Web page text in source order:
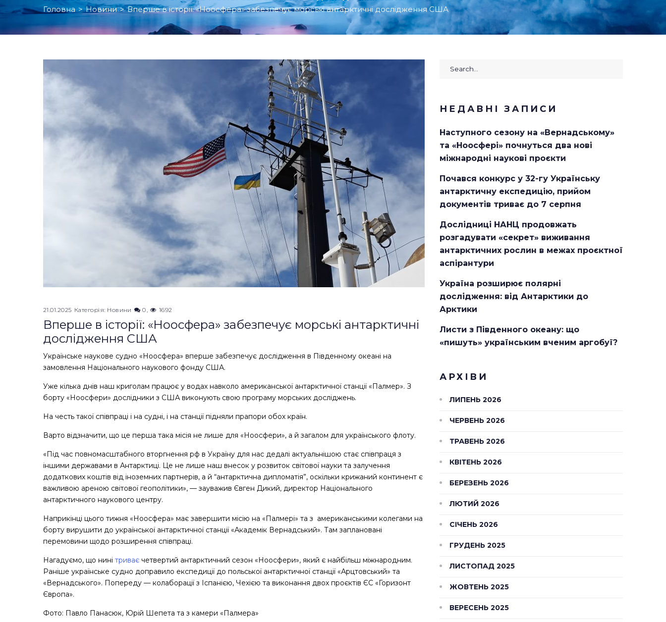
Головна > Новини > Вперше в історії: «Ноосфера» забезпечує морські антарктичні дослідження США
21.01.2025 Категорія: Новини 0 1692
Вперше в історії: «Ноосфера» забезпечує морські антарктичні
дослідження США
Українське наукове судно «Ноосфера» вперше забезпечує дослідження в Південному океані на
замовлення Національного наукового фонду США.
Уже кілька днів наш криголам працює у водах навколо американської антарктичної станції «Палмер». З
борту «Ноосфери» дослідники з США виконують свою програму морських досліджень.
На честь такої співпраці і на судні, і на станції підняли прапори обох країн.
Варто відзначити, що це перша така місія не лише для «Ноосфери», а й загалом для українського флоту.
«Під час повномасштабного вторгнення рф в Україну для нас дедалі актуальнішою стає співпраця з
іншими державами в Антарктиці. Це не лише наш внесок у розвиток світової науки та залучення
додаткових коштів від іноземних партнерів, а й “антарктична дипломатія”, оскільки крижаний континент є
важливою ареною світової геополітики», — зауважив Євген Дикий, директор Національного
антарктичного наукового центру.
Наприкінці цього тижня «Ноосфера» має завершити місію на «Палмері» та з американськими колегами на
борту вирушити до української антарктичної станції «Академік Вернадський». Там заплановані
перемовини щодо розширення співпраці.
Нагадуємо, що нині триває четвертий антарктичний сезон «Ноосфери», який є найбільш міжнародним.
Раніше українське судно доправило експедиції до польської антарктичної станції «Арцтовський» та
«Вернадського». Попереду — колаборації з Іспанією, Чехією та виконання двох проєктів ЄС «Горизонт
Європа».
Фото: Павло Панасюк, Юрій Шепета та з камери «Палмера»
Search
НЕДАВНІ ЗАПИСИ
Наступного сезону на «Вернадському»
та «Ноосфері» почнуться два нові
міжнародні наукові проєкти
Почався конкурс у 32-гу Українську
антарктичну експедицію, прийом
документів триває до 7 серпня
Дослідниці НАНЦ продовжать
розгадувати «секрет» виживання
антарктичних рослин в межах проєктної
аспірантури
Україна розширює полярні
дослідження: від Антарктики до
Арктики
Листи з Південного океану: що
«пишуть» українським вченим аргобуї?
АРХІВИ
ЛИПЕНЬ 2026
ЧЕРВЕНЬ 2026
ТРАВЕНЬ 2026
КВІТЕНЬ 2026
БЕРЕЗЕНЬ 2026
ЛЮТИЙ 2026
СІЧЕНЬ 2026
ГРУДЕНЬ 2025
ЛИСТОПАД 2025
ЖОВТЕНЬ 2025
ВЕРЕСЕНЬ 2025